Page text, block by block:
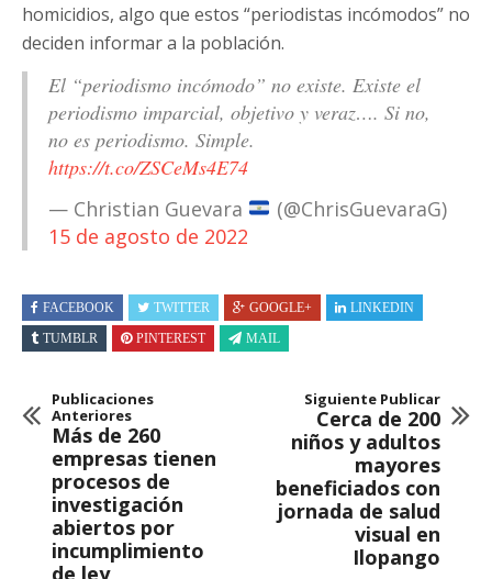
homicidios, algo que estos “periodistas incómodos” no
deciden informar a la población.
El “periodismo incómodo” no existe. Existe el
periodismo imparcial, objetivo y veraz…. Si no,
no es periodismo. Simple.
https://t.co/ZSCeMs4E74
— Christian Guevara
(@ChrisGuevaraG)
15 de agosto de 2022
FACEBOOK TWITTER GOOGLE+
LINKEDIN
TUMBLR
PINTEREST MAIL
Publicaciones
Anteriores
Más de 260
empresas tienen
procesos de
investigación
abiertos por
incumplimiento
de ley
Siguiente Publicar
Cerca de 200
niños y adultos
mayores
beneficiados con
jornada de salud
visual en
Ilopango